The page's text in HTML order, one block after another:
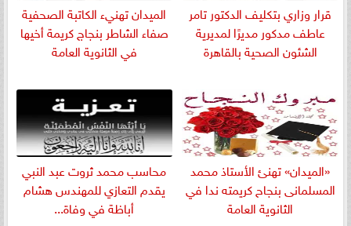
قرار وزاري بتكليف الدكتور تامر
عاطف مدكور مديرًا لمديرية
الشئون الصحية بالقاهرة
الميدان تهنيء الكاتبة الصحفية
صفاء الشاطر بنجاج كريمة أخيها
في الثانوية العامة
«الميدان» تهنئ الأستاذ محمد
المسلمانى بنجاح كريمته ندا في
الثانوية العامة
​محاسب محمد ثروت عبد النبي
يقدم التعازي للمهندس هشام
أباظة في وفاة...